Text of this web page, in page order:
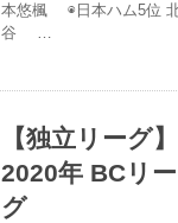
本悠楓 ◉日本ハム5位
谷 …
【独立リーグ
2020年 BCリ
グ